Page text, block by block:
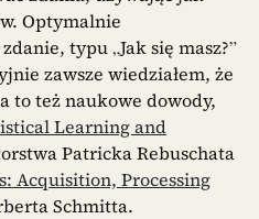
Optymalnie
typu „Jak się masz?”
zawsze wiedziałem, że
to też naukowe dowody,
Learning and
Patricka Rebuschata
Acquisition, Processing
Schmitta.